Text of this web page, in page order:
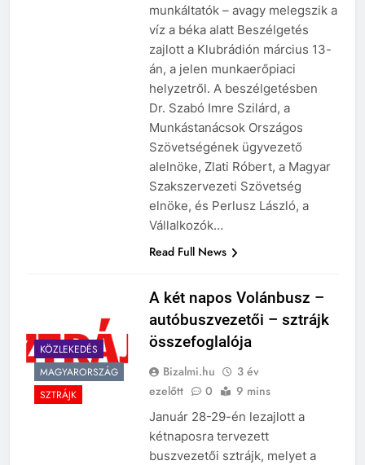
munkáltatók – avagy melegszik a
víz a béka alatt Beszélgetés
zajlott a Klubrádión március 13-
án, a jelen munkaerőpiaci
helyzetről. A beszélgetésben
Dr. Szabó Imre Szilárd, a
Munkástanácsok Országos
Szövetségének ügyvezető
alelnöke, Zlati Róbert, a Magyar
Szakszervezeti Szövetség
elnöke, és Perlusz László, a
Vállalkozók…
Read Full News
KÖZLEKEDÉS
MAGYARORSZÁG
SZTRÁJK
A két napos Volánbusz –
autóbuszvezetői – sztrájk
összefoglalója
Bizalmi.hu
3 év
ezelőtt
0 9 mins
Január 28-29-én lezajlott a
kétnaposra tervezett
buszvezetői sztrájk, melyet a